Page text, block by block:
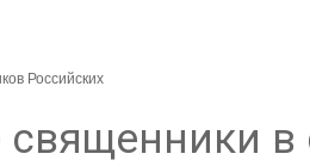
Российских